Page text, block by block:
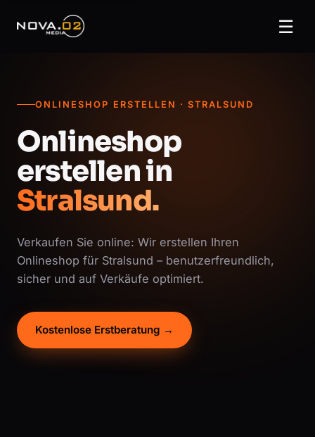
☰
ONLINESHOP ERSTELLEN · STRALSUND
Onlineshop
erstellen in
Stralsund.
Verkaufen Sie online: Wir erstellen Ihren
Onlineshop für Stralsund – benutzerfreundlich,
sicher und auf Verkäufe optimiert.
Kostenlose Erstberatung →